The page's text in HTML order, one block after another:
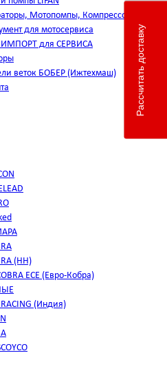
Мотопомпы, Компрессоры
для мотосервиса
ИМПОРТ для СЕРВИСА
веток БОБЕР (Ижтехмаш)
(HH)
ECE (Евро-Кобра)
(Индия)
Рассчитать доставку